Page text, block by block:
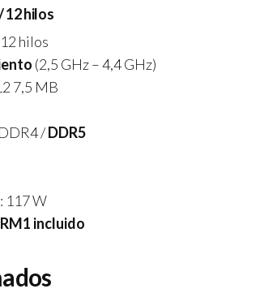
12 hilos
hilos
(2,5 GHz – 4,4 GHz)
7,5 MB
/DDR5
117 W
incluido